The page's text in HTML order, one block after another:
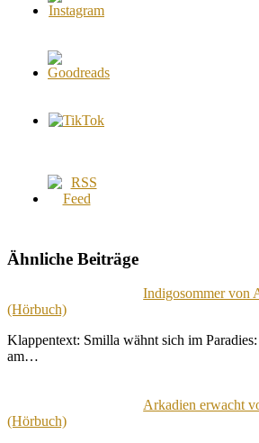
Ähnliche Beiträge
Indigosommer von
(Hörbuch)
Klappentext: Smilla wähnt sich im
am…
Arkadien erwacht
(Hörbuch)